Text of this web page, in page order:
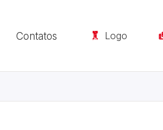
Contatos Logo